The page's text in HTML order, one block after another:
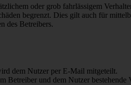
oder grob fahrlässigem
begrenzt. Dies gilt auch für
des Betreibers.
dem Nutzer per E-Mail mitgeteilt.
Betreiber und dem Nutzer